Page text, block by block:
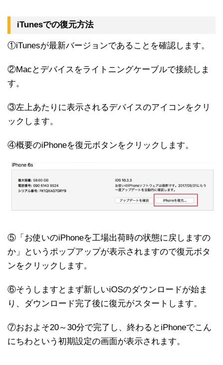
iTunesでの復元方法
①iTunesが最新バージョンであることを確認します。
②Macとデバイスをライトニングケーブルで接続しま
す。
③左上あたりに表示されるデバイスのアイコンをクリ
ックします。
④概要のiPhoneを復元ボタンをクリックします。
⑤「お使いのiPhoneを工場出荷時の状態に戻しますの
か」というポップアップが表示されますので復元ボタ
ンをクリックします。
⑥そうしますとまず新しいiOSのダウンロードが始ま
り、ダウンロード完了後に復元がスタートします。
⑦おおよそ20～30分で完了し、終わるとiPhoneでこん
にちわという初期設定の画面が表示されます。